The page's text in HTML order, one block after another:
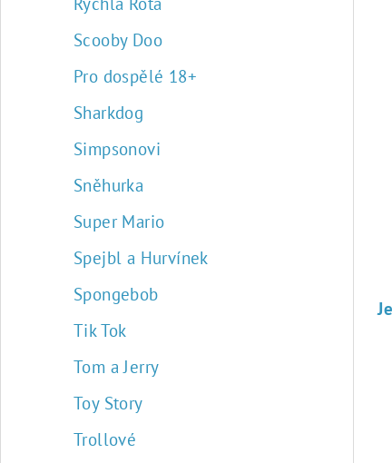
Scooby Doo
Pro dospělé 18+
Sharkdog
Simpsonovi
Sněhurka
Super Mario
Spejbl a Hurvínek
Spongebob
Tik Tok
Tom a Jerry
Toy Story
Trollové